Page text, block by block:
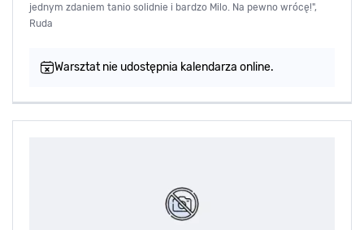
jednym zdaniem tanio solidnie i bardzo Milo. Na pewno wrócę!",
Ruda
Warsztat nie udostępnia kalendarza online.